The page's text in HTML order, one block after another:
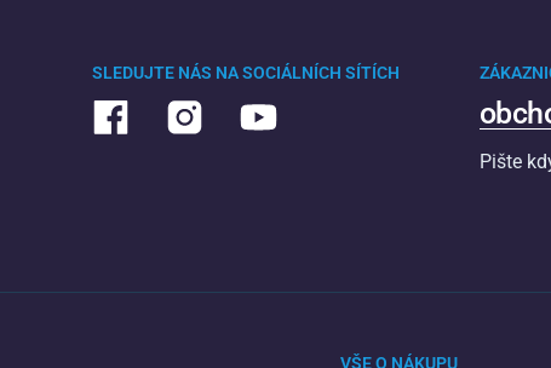
SLEDUJTE NÁS NA SOCIÁLNÍCH SÍTÍCH
Pište
VŠE O NÁKUPU